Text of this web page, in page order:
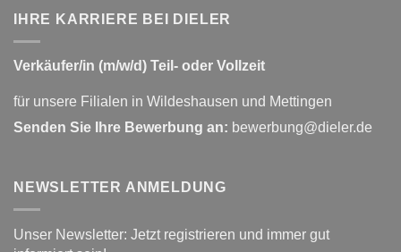
IHRE KARRIERE BEI DIELER
Verkäufer/in (m/w/d) Teil- oder Vollzeit
für unsere Filialen in Wildeshausen und Mettingen
Senden Sie Ihre Bewerbung an: bewerbung@dieler.de
NEWSLETTER ANMELDUNG
Unser Newsletter: Jetzt registrieren und immer gut